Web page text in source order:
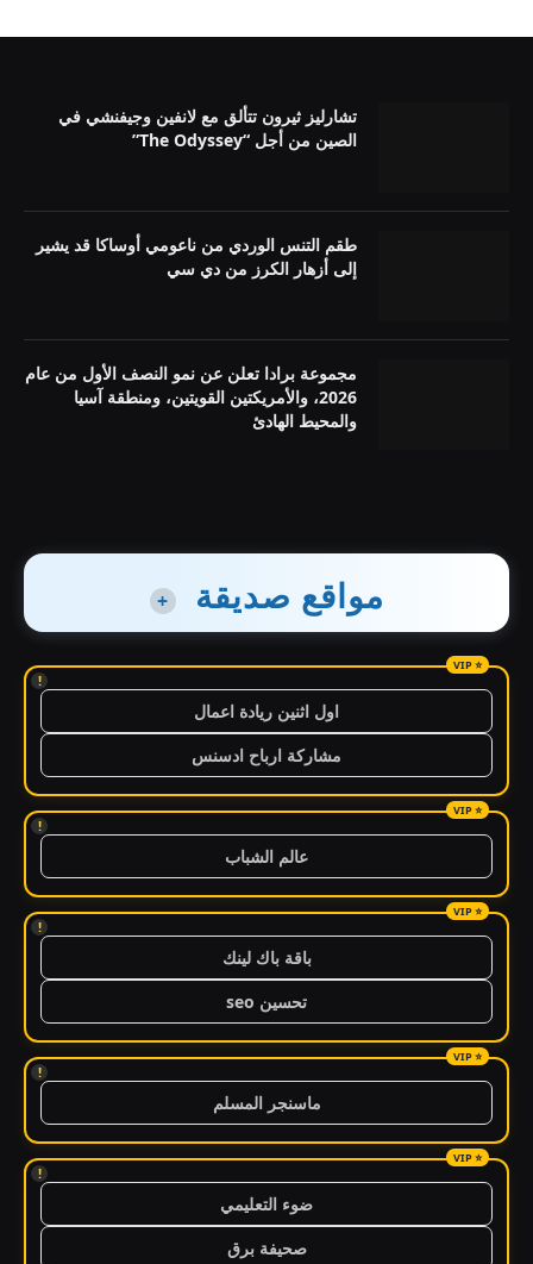
تشارليز ثيرون تتألق مع لانفين وجيفنشي في
الصين من أجل “The Odyssey”
طقم التنس الوردي من ناعومي أوساكا قد يشير
إلى أزهار الكرز من دي سي
مجموعة برادا تعلن عن نمو النصف الأول من عام
2026، والأمريكتين القويتين، ومنطقة آسيا
والمحيط الهادئ
مواقع صديقة +
!
اول اثنين ريادة اعمال
مشاركة ارباح ادسنس
!
عالم الشباب
!
باقة باك لينك
تحسين seo
!
ماسنجر المسلم
!
ضوء التعليمي
صحيفة برق